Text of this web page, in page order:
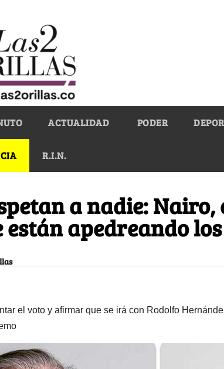
ACTUALIDAD PODER
R.I.N.
a nadie: Nairo,
están apedreando
el voto y afirmar que se irá con Rodolfo